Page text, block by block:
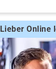
Lieber Online